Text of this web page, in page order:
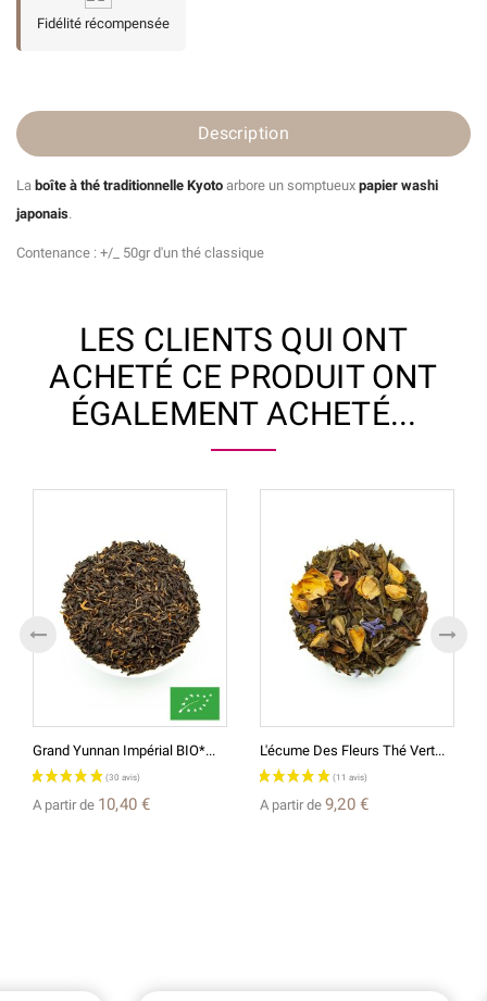
Fidélité récompensée
Description
La boîte à thé traditionnelle Kyoto arbore un somptueux papier washi
japonais.
Contenance : +/_ 50gr d'un thé classique
LES CLIENTS QUI ONT
ACHETÉ CE PRODUIT ONT
ÉGALEMENT ACHETÉ...
Grand Yunnan Impérial BIO*...
A partir de 10,40 €
L'écume Des Fleurs Thé Vert...
A partir de 9,20 €